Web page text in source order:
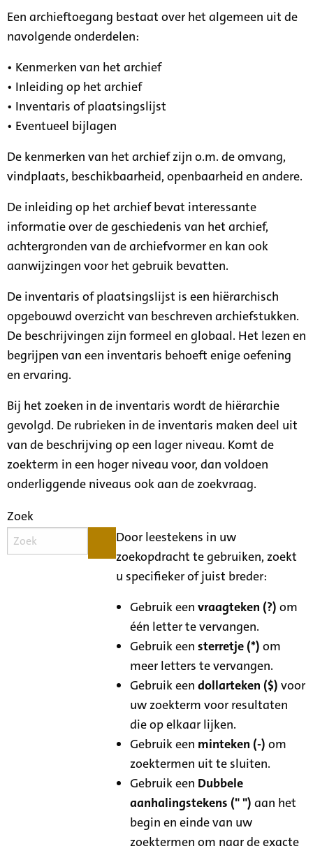
Een archieftoegang bestaat over het algemeen uit de
navolgende onderdelen:
• Kenmerken van het archief
• Inleiding op het archief
• Inventaris of plaatsingslijst
• Eventueel bijlagen
De kenmerken van het archief zijn o.m. de omvang,
vindplaats, beschikbaarheid, openbaarheid en andere.
De inleiding op het archief bevat interessante
informatie over de geschiedenis van het archief,
achtergronden van de archiefvormer en kan ook
aanwijzingen voor het gebruik bevatten.
De inventaris of plaatsingslijst is een hiërarchisch
opgebouwd overzicht van beschreven archiefstukken.
De beschrijvingen zijn formeel en globaal. Het lezen en
begrijpen van een inventaris behoeft enige oefening
en ervaring.
Bij het zoeken in de inventaris wordt de hiërarchie
gevolgd. De rubrieken in de inventaris maken deel uit
van de beschrijving op een lager niveau. Komt de
zoekterm in een hoger niveau voor, dan voldoen
onderliggende niveaus ook aan de zoekvraag.
Zoek
Door leestekens in uw
zoekopdracht te gebruiken, zoekt
u specifieker of juist breder:
Gebruik eenvraagteken (?) om
één letter te vervangen.
Gebruik eensterretje (*) om
meer letters te vervangen.
Gebruik eendollarteken ($) voor
uw zoekterm voor resultaten
die op elkaar lijken.
Gebruik een minteken (-) om
zoektermen uit te sluiten.
Gebruik een Dubbele
aanhalingstekens (" ") aan het
begin en einde van uw
zoektermen om naar de exacte